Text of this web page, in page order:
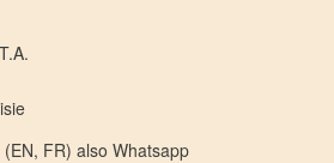
FR) also Whatsapp